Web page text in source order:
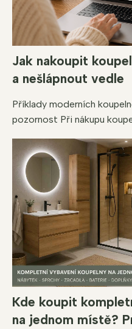
Jak nakoupit
a nešlápnout vedle
Příklady moderních
pozornost Při nákupu
Kde koupit
na jednom místě?